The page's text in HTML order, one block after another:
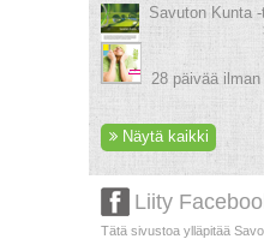
Savuton Kunta
28 päivää ilman
Näytä kaikki
Liity
Tätä sivustoa ylläpitää